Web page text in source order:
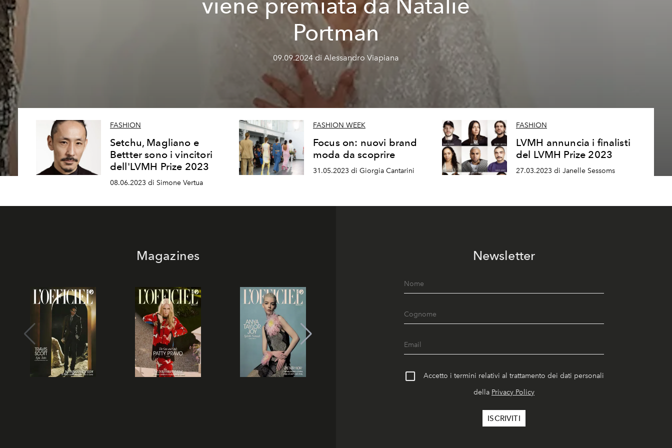
viene premiata da Natalie
Portman
09.09.2024 di Alessandro Viapiana
FASHION
Setchu, Magliano e
Bettter sono i vincitori
dell'LVMH Prize 2023
08.06.2023 di Simone Vertua
FASHION WEEK
Focus on: nuovi brand
moda da scoprire
31.05.2023 di Giorgia Cantarini
FASHION
LVMH annuncia i finalisti
del LVMH Prize 2023
27.03.2023 di Janelle Sessoms
Magazines Newsletter
Accetto i termini relativi al trattamento dei dati personali
della Privacy Policy